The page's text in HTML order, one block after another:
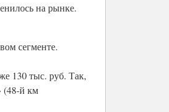
на рынке.
сегменте.
130 тыс. руб. Так,
(48-й км